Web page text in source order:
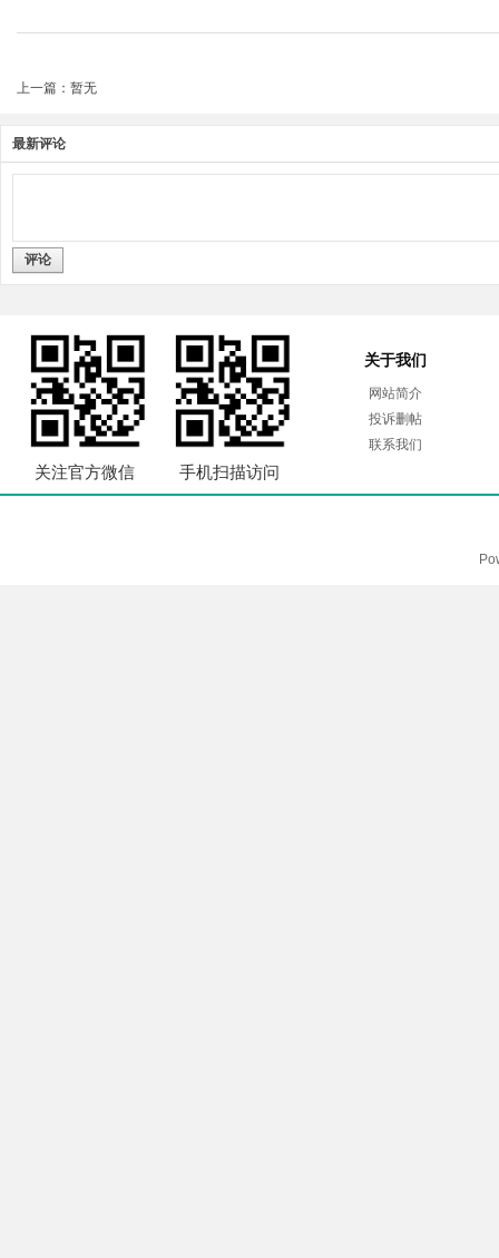
上一篇：暂无
最新评论
评论
关注官方微信 手机扫描访问
关于我们
网站简介
投诉删帖
联系我们